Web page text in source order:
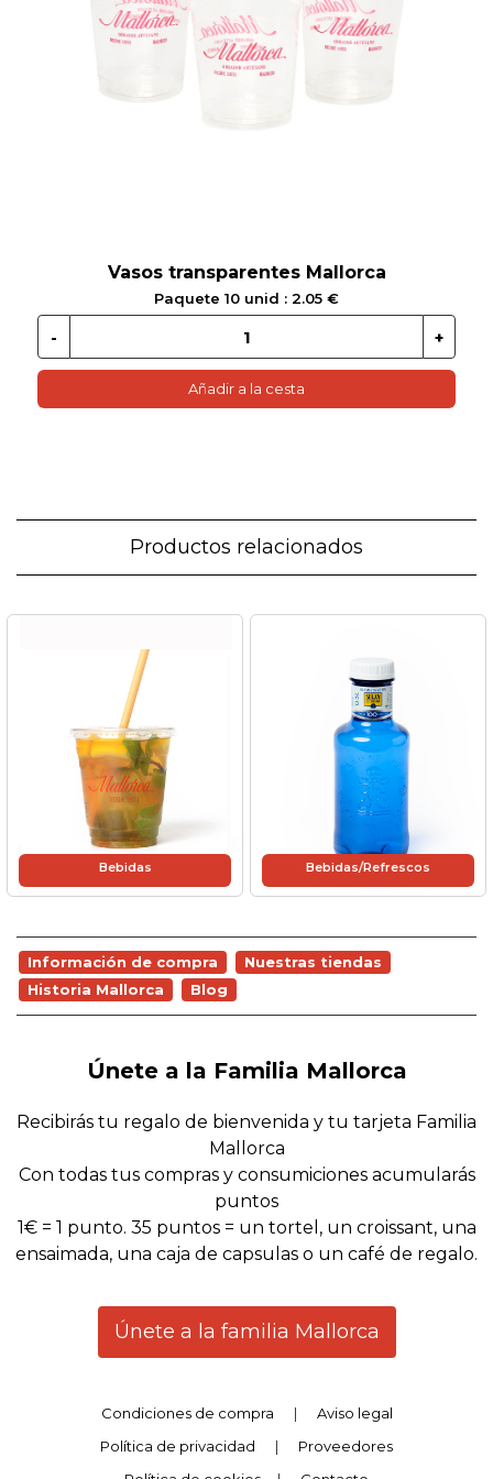
Vasos transparentes Mallorca
Paquete 10 unid : 2.05 €
Añadir a la cesta
Productos relacionados
Bebidas Bebidas/Refrescos
Información de compra
Nuestras tiendas
Historia Mallorca
Blog
Únete a la Familia Mallorca
Recibirás tu regalo de bienvenida y tu tarjeta Familia
Mallorca
Con todas tus compras y consumiciones acumularás
puntos
1€ = 1 punto. 35 puntos = un tortel, un croissant, una
ensaimada, una caja de capsulas o un café de regalo.
Únete a la familia Mallorca
Condiciones de compra |
Aviso legal
Política de privacidad
|
Proveedores